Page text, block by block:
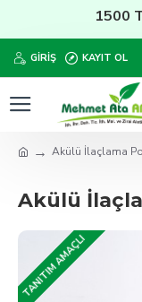
1500
GIRIŞ KAYIT OL
Akülü İlaçlama
Akülü
TANITIM AMAÇLI